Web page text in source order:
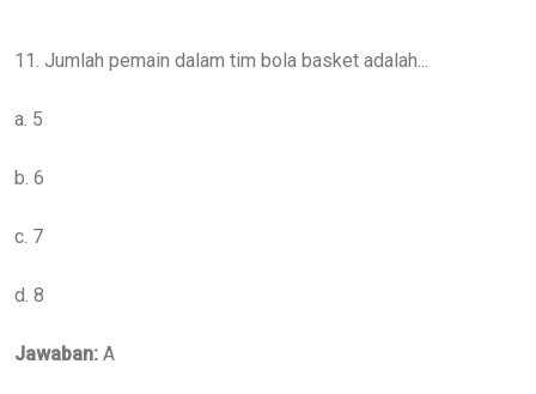
11. Jumlah pemain dalam tim bola basket adalah...
a. 5
b. 6
c. 7
d. 8
Jawaban: A